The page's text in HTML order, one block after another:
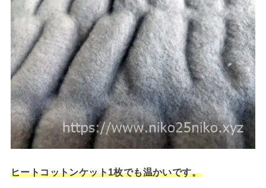
ヒートコットンケット1枚でも温かいです。